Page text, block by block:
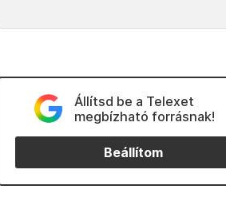
Állítsd be a Telexet
megbízható forrásnak!
Beállítom